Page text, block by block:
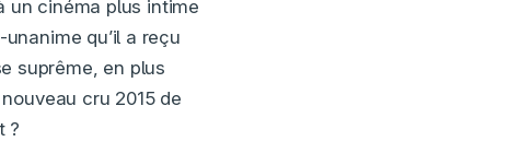
un cinéma plus intime
qu’il a reçu
suprême, en plus
cru 2015 de
?